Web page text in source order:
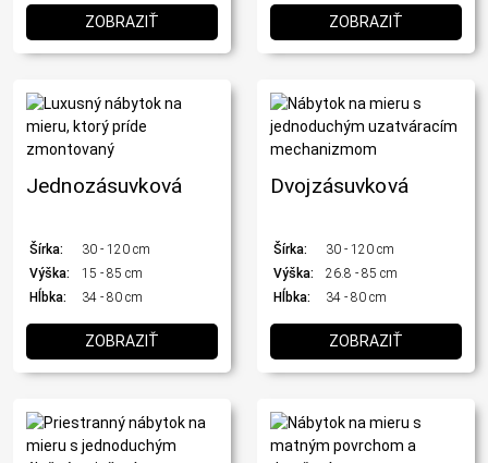
ZOBRAZIŤ ZOBRAZIŤ
Jednozásuvková
Šírka:
30 - 120 cm
Výška:
15 - 85 cm
Hĺbka:
34 - 80 cm
ZOBRAZIŤ
Dvojzásuvková
Šírka:
30 - 120 cm
Výška:
26.8 - 85 cm
Hĺbka:
34 - 80 cm
ZOBRAZIŤ